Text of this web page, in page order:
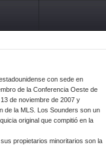
con sede en
de la Conferencia Oeste de
de noviembre de 2007 y
de la MLS. Los Sounders son un
original que compitió en la
propietarios minoritarios son la